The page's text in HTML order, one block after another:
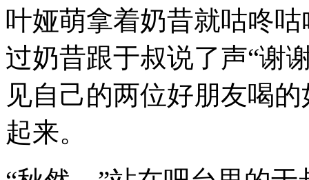
叶娅萌拿着奶昔就咕咚
过奶昔跟于叔说了声“谢
见自己的两位好朋友喝
起来。